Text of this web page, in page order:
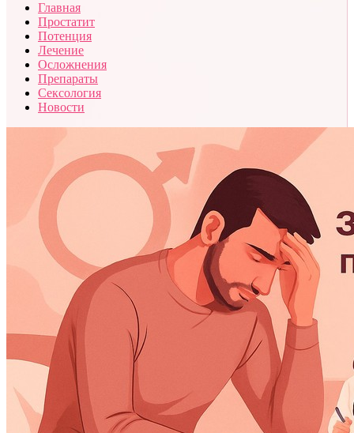
Главная
Простатит
Потенция
Лечение
Осложнения
Препараты
Сексология
Новости